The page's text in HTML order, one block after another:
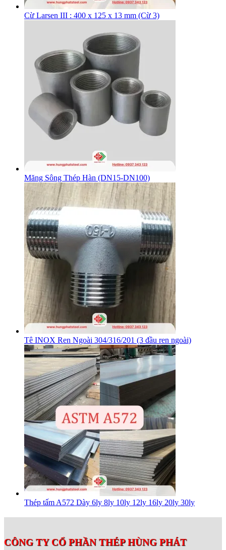
Cừ Larsen III : 400 x 125 x 13 mm (Cừ 3)
Măng Sông Thép Hàn (DN15-DN100)
Tê INOX Ren Ngoài 304/316/201 (3 đầu ren ngoài)
Thép tấm A572 Dày 6ly 8ly 10ly 12ly 16ly 20ly 30ly
CÔNG TY CỔ PHẦN THÉP HÙNG PHÁT